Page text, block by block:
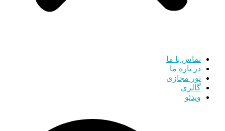
تماس با ما
در باره ما
تور مجازی
گالری
ویدئو